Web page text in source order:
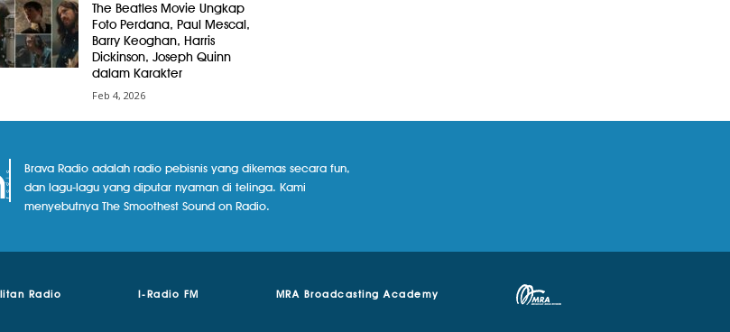
The Beatles Movie Ungkap
Foto Perdana, Paul Mescal,
Barry Keoghan, Harris
Dickinson, Joseph Quinn
dalam Karakter
Feb 4, 2026
Brava Radio adalah radio pebisnis yang dikemas secara fun,
dan lagu-lagu yang diputar nyaman di telinga. Kami
menyebutnya The Smoothest Sound on Radio.
Radio I-Radio FM MRA Broadcasting Academy